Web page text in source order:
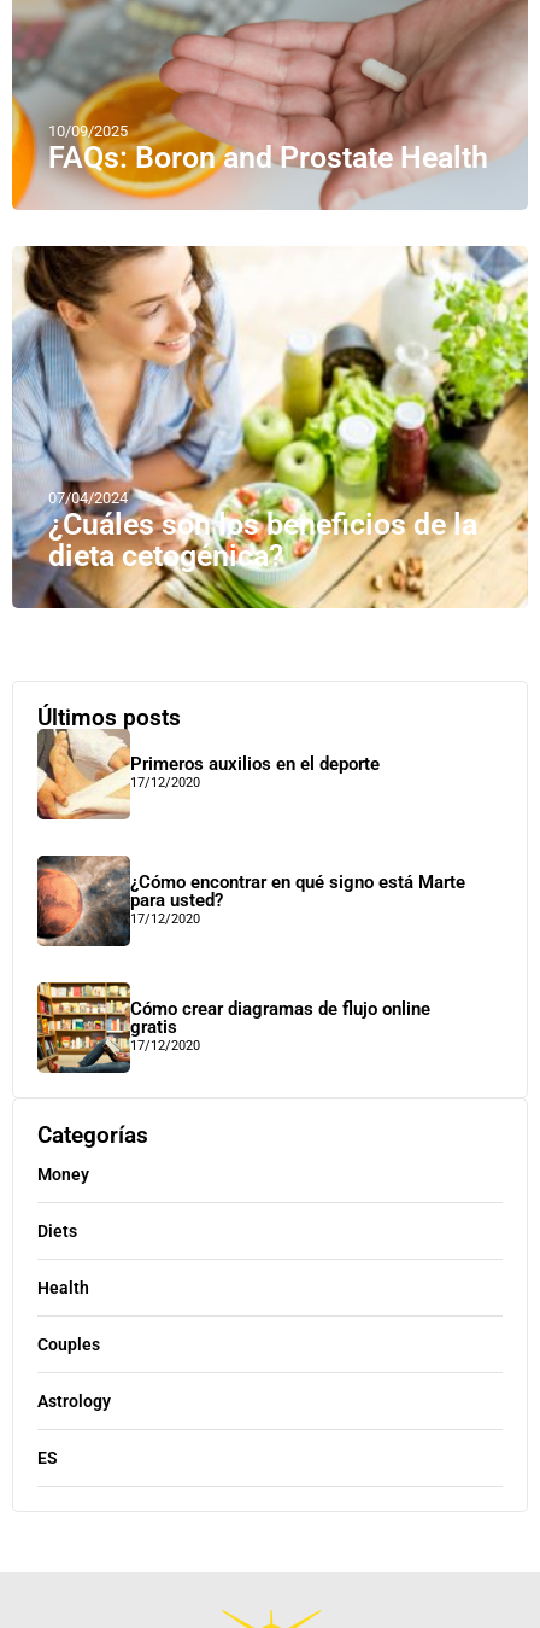
10/09/2025
FAQs: Boron and Prostate Health
07/04/2024
¿Cuáles son los beneficios de la
dieta cetogénica?
Últimos posts
Primeros auxilios en el deporte
17/12/2020
¿Cómo encontrar en qué signo está Marte
para usted?
17/12/2020
Cómo crear diagramas de flujo online
gratis
17/12/2020
Categorías
Money
Diets
Health
Couples
Astrology
ES